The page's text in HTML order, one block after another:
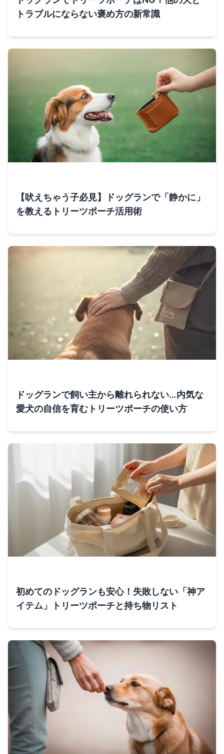
トラブルにならない褒め方の新常識
【吠えちゃう子必見】ドッグランで「静かに」
を教えるトリーツポーチ活用術
ドッグランで飼い主から離れられない…内気な
愛犬の自信を育むトリーツポーチの使い方
初めてのドッグランも安心！失敗しない「神ア
イテム」トリーツポーチと持ち物リスト